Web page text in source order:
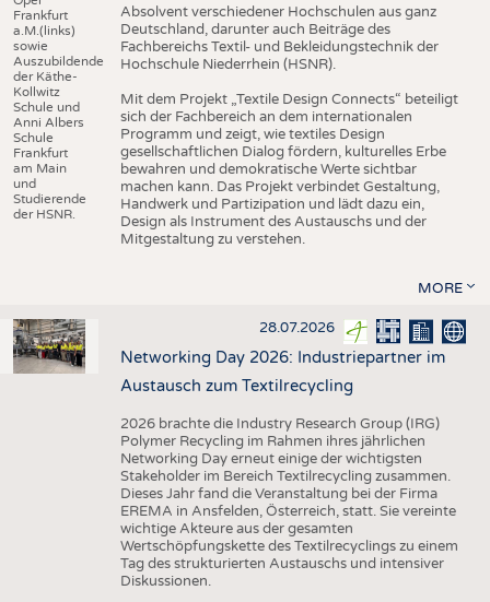
Frankfurt
a.M.(links)
sowie
Auszubildende
der Käthe-
Kollwitz
Schule und
Anni Albers
Schule
Frankfurt
am Main
und
Studierende
der HSNR.
Absolvent verschiedener Hochschulen aus ganz
Deutschland, darunter auch Beiträge des
Fachbereichs Textil- und Bekleidungstechnik der
Hochschule Niederrhein (HSNR).
Mit dem Projekt „Textile Design Connects“ beteiligt
sich der Fachbereich an dem internationalen
Programm und zeigt, wie textiles Design
gesellschaftlichen Dialog fördern, kulturelles Erbe
bewahren und demokratische Werte sichtbar
machen kann. Das Projekt verbindet Gestaltung,
Handwerk und Partizipation und lädt dazu ein,
Design als Instrument des Austauschs und der
Mitgestaltung zu verstehen.
MORE
28.07.2026
Networking Day 2026: Industriepartner im
Austausch zum Textilrecycling
2026 brachte die Industry Research Group (IRG)
Polymer Recycling im Rahmen ihres jährlichen
Networking Day erneut einige der wichtigsten
Stakeholder im Bereich Textilrecycling zusammen.
Dieses Jahr fand die Veranstaltung bei der Firma
EREMA in Ansfelden, Österreich, statt. Sie vereinte
wichtige Akteure aus der gesamten
Wertschöpfungskette des Textilrecyclings zu einem
Tag des strukturierten Austauschs und intensiver
Diskussionen.